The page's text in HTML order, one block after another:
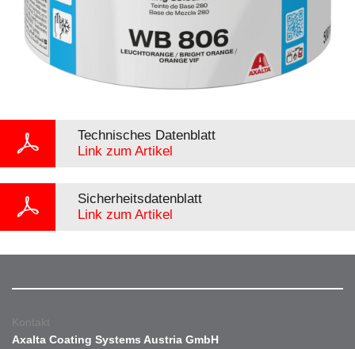
Technisches Datenblatt
Link zum Artikel
Sicherheitsdatenblatt
Link zum Artikel
Kontakt
Axalta Coating Systems Austria GmbH